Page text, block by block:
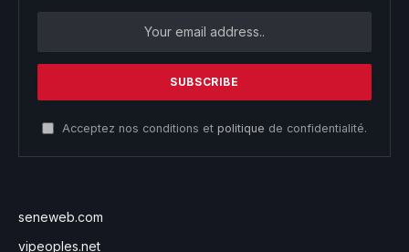
Acceptez nos conditions et politique de confidentialité.
seneweb.com
vipeoples.net